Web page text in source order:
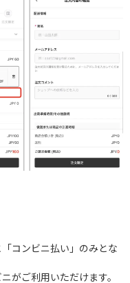
コンビニ払い」のみとな
がご利用いただけます。